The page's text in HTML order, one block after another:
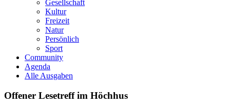
Gesellschaft
Kultur
Freizeit
Natur
Persönlich
Sport
Community
Agenda
Alle Ausgaben
Offener Lesetreff im Höchhus